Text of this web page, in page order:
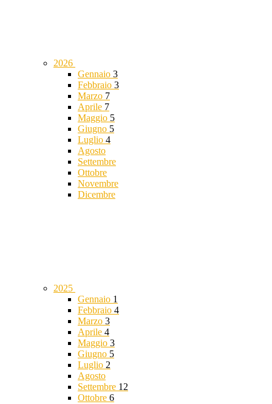
2026
Gennaio 3
Febbraio 3
Marzo 7
Aprile 7
Maggio 5
Giugno 5
Luglio 4
Agosto
Settembre
Ottobre
Novembre
Dicembre
2025
Gennaio 1
Febbraio 4
Marzo 3
Aprile 4
Maggio 3
Giugno 5
Luglio 2
Agosto
Settembre 12
Ottobre 6